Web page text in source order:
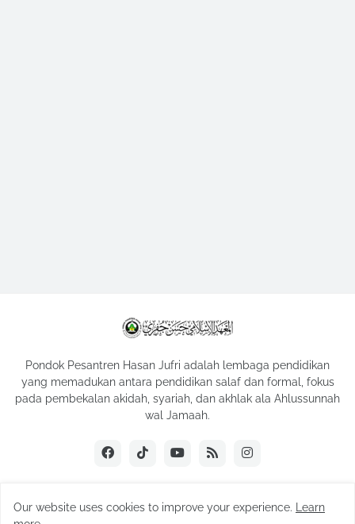
Pondok Pesantren Hasan Jufri adalah lembaga pendidikan
yang memadukan antara pendidikan salaf dan formal, fokus
pada pembekalan akidah, syariah, dan akhlak ala Ahlussunnah
wal Jamaah.
Our website uses cookies to improve your experience.
Learn